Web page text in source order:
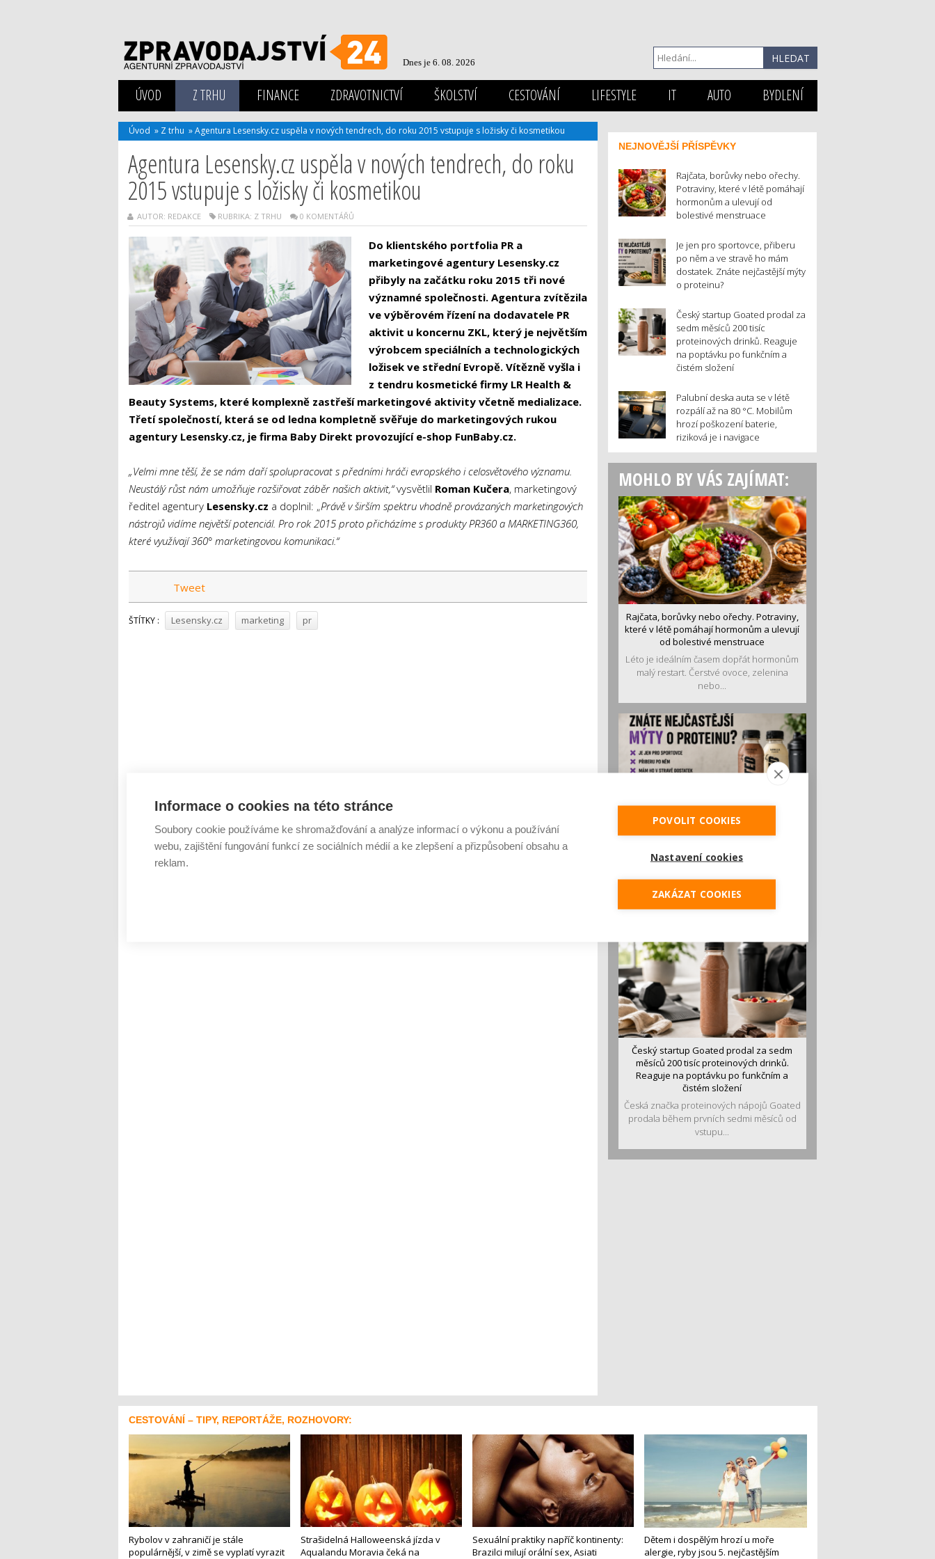
Dnes je 6. 08. 2026
ÚVOD Z TRHU FINANCE ZDRAVOTNICTVÍ ŠKOLSTVÍ CESTOVÁNÍ LIFESTYLE IT AUTO BYDLENÍ
Úvod » Z trhu »Agentura Lesensky.cz uspěla v nových tendrech, do roku 2015 vstupuje s ložisky či kosmetikou
Agentura Lesensky.cz uspěla v nových tendrech, do roku
2015 vstupuje s ložisky či kosmetikou
AUTOR: REDAKCE RUBRIKA: Z TRHU 0 KOMENTÁŘŮ
Do klientského portfolia PR a
marketingové agentury Lesensky.cz
přibyly na začátku roku 2015 tři nové
významné společnosti. Agentura zvítězila
ve výběrovém řízení na dodavatele PR
aktivit u koncernu ZKL, který je největším
výrobcem speciálních a technologických
ložisek ve střední Evropě. Vítězně vyšla i
z tendru kosmetické firmy LR Health &
Beauty Systems, které komplexně zastřeší marketingové aktivity včetně medializace.
Třetí společností, která se od ledna kompletně svěřuje do marketingových rukou
agentury Lesensky.cz, je firma Baby Direkt provozující e-shop FunBaby.cz.
„Velmi mne těší, že se nám daří spolupracovat s předními hráči evropského i celosvětového významu.
Neustálý růst nám umožňuje rozšiřovat záběr našich aktivit,“vysvětlil Roman Kučera, marketingový
ředitel agentury Lesensky.cz a doplnil: „Právě v širším spektru vhodně provázaných marketingových
nástrojů vidíme největší potenciál. Pro rok 2015 proto přicházíme s produkty PR360 a MARKETING360,
které využívají 360° marketingovou komunikaci.“
Tweet
ŠTÍTKY : Lesensky.cz marketing pr
NEJNOVĚJŠÍ PŘÍSPĚVKY
Rajčata, borůvky nebo ořechy.
Potraviny, které v létě pomáhají
hormonům a ulevují od
bolestivé menstruace
Je jen pro sportovce, přiberu
po něm a ve stravě ho mám
dostatek. Znáte nejčastější mýty
o proteinu?
Český startup Goated prodal za
sedm měsíců 200 tisíc
proteinových drinků. Reaguje
na poptávku po funkčním a
čistém složení
Palubní deska auta se v létě
rozpálí až na 80 °C. Mobilům
hrozí poškození baterie,
riziková je i navigace
MOHLO BY VÁS ZAJÍMAT:
Rajčata, borůvky nebo ořechy. Potraviny,
které v létě pomáhají hormonům a ulevují
od bolestivé menstruace
Léto je ideálním časem dopřát hormonům
malý restart. Čerstvé ovoce, zelenina
nebo...
Je jen pro sportovce, přiberu po něm a ve
nejčastější mýty o proteinu?
v oblasti zdraví, výživy i dlouhověkosti.
Přesto...
Český startup Goated prodal za sedm
měsíců 200 tisíc proteinových drinků.
Reaguje na poptávku po funkčním a
čistém složení
Česká značka proteinových nápojů Goated
prodala během prvních sedmi měsíců od
vstupu...
CESTOVÁNÍ – TIPY, REPORTÁŽE, ROZHOVORY:
Rybolov v zahraničí je stále
populárnější, v zimě se vyplatí vyrazit
Strašidelná Halloweenská jízda v
Aqualandu Moravia čeká na
Sexuální praktiky napříč kontinenty:
Brazilci milují orální sex, Asiati
Dětem i dospělým hrozí u moře
alergie, ryby jsou 5. nejčastějším
Informace o cookies na této stránce
Soubory cookie používáme ke shromažďování a analýze informací o výkonu a používání
webu, zajištění fungování funkcí ze sociálních médií a ke zlepšení a přizpůsobení obsahu a
reklam.
POVOLIT COOKIES
Nastavení cookies
ZAKÁZAT COOKIES